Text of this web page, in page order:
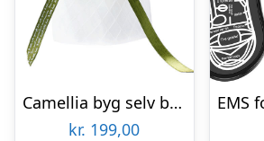
Camellia byg selv blomst Rokrâ¢ (AF011)
kr. 199,00